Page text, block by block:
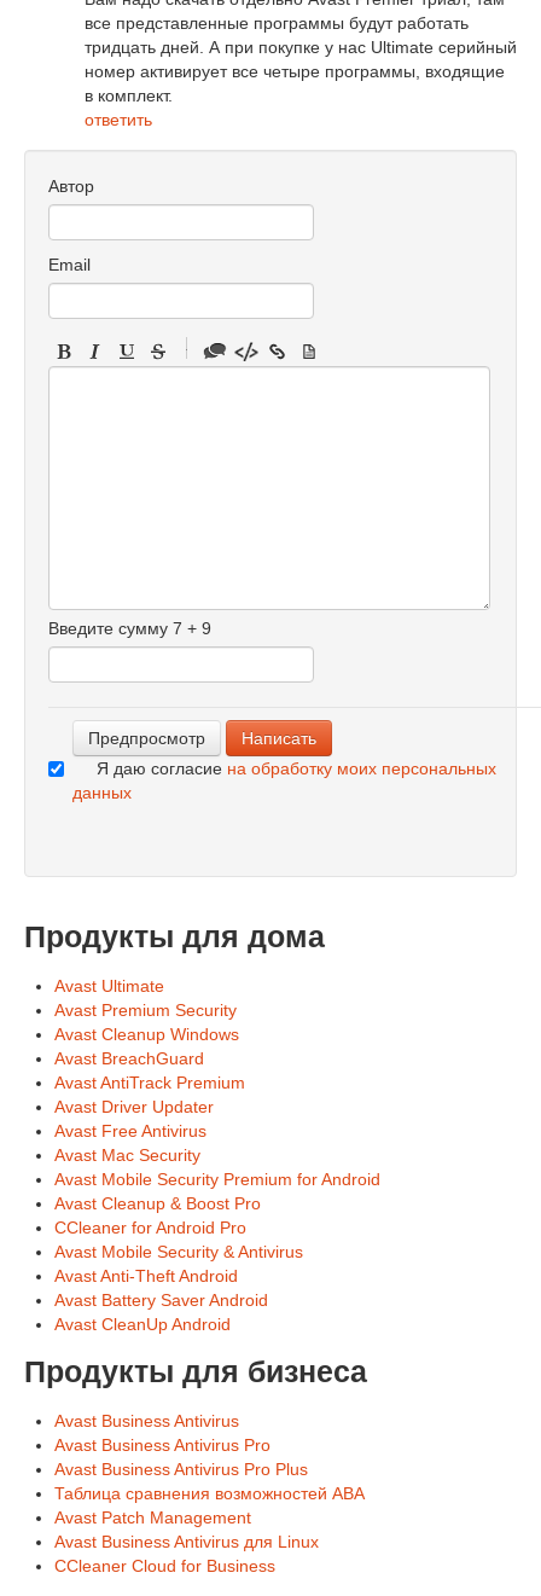
все представленные программы будут работать
тридцать дней. А при покупке у нас Ultimate серийный
номер активирует все четыре программы, входящие
в комплект.
ответить
Автор
Email
-
Введите сумму 7 + 9
Я даю согласие на обработку моих персональных
данных
Продукты для дома
Avast Ultimate
Avast Premium Security
Avast Cleanup Windows
Avast BreachGuard
Avast AntiTrack Premium
Avast Driver Updater
Avast Free Antivirus
Avast Mac Security
Avast Mobile Security Premium for Android
Avast Cleanup & Boost Pro
CCleaner for Android Pro
Avast Mobile Security & Antivirus
Avast Anti-Theft Android
Avast Battery Saver Android
Avast CleanUp Android
Продукты для бизнеса
Avast Business Antivirus
Avast Business Antivirus Pro
Avast Business Antivirus Pro Plus
Таблица сравнения возможностей ABA
Avast Patch Management
Avast Business Antivirus для Linux
CCleaner Cloud for Business